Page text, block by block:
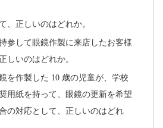
、正しいのはどれか。
参して眼鏡作製に来店したお客様
しいのはどれか。
を作製した 10 歳の児童が、学校
用紙を持って、眼鏡の更新を希望
の対応として、正しいのはどれ